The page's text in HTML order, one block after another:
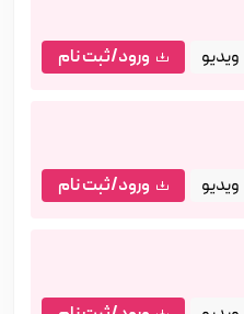
ویدیو ورود/ثبت نام
ویدیو ورود/ثبت نام